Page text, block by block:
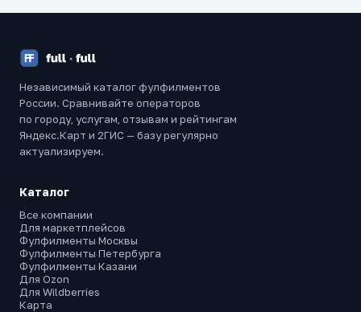
Независимый каталог фулфилментов
России. Сравнивайте операторов
по городу, услугам, отзывам и рейтингам
Яндекс.Карт и 2ГИС — базу регулярно
актуализируем.
Каталог
Все компании
Для маркетплейсов
Фулфилменты Москвы
Фулфилменты Петербурга
Фулфилменты Казани
Для Ozon
Для Wildberries
Карта